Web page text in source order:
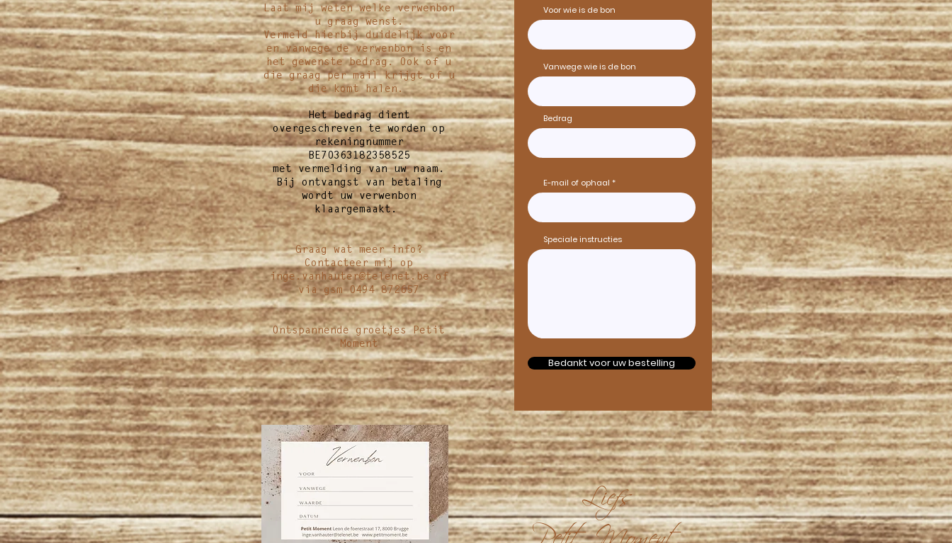
Laat mij weten welke verwenbon
u graag wenst.
Vermeld hierbij duidelijk voor
en vanwege de verwenbon is en
het gewenste bedrag. Ook of u
die graag per mail krijgt of u
die komt halen.
Het bedrag dient
overgeschreven te worden op
rekeningnummer
BE70363182358525
met vermelding van uw naam.
Bij ontvangst van betaling
wordt uw verwenbon
klaargemaakt.
Graag wat meer info?
Contacteer mij op
inge.vanhauter@telenet.beof
via gsm 0494 872657
Ontspannende groetjes Petit
Moment
Voor wie is de bon
Vanwege wie is de bon
Bedrag
E-mail of ophaal
Speciale instructies
Bedankt voor uw bestelling
Liefs